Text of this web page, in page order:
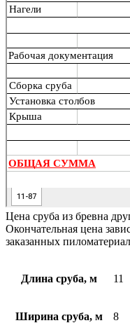
Цена сруба из бревна
Окончательная цена
заказанных
Длина сруба, м 11
Ширина сруба, м 8